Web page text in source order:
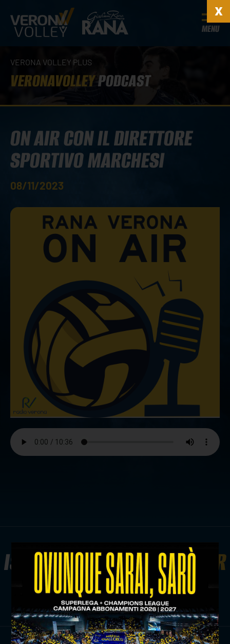
MENU
VERONA VOLLEY PLUS
VERONAVOLLEYPODCAST
ON AIR CON IL DIRETTORE
SPORTIVO MARCHESI
08/11/2023
ISCRIVITI ALLANEWSLETTER
ISCRIVITI ORA